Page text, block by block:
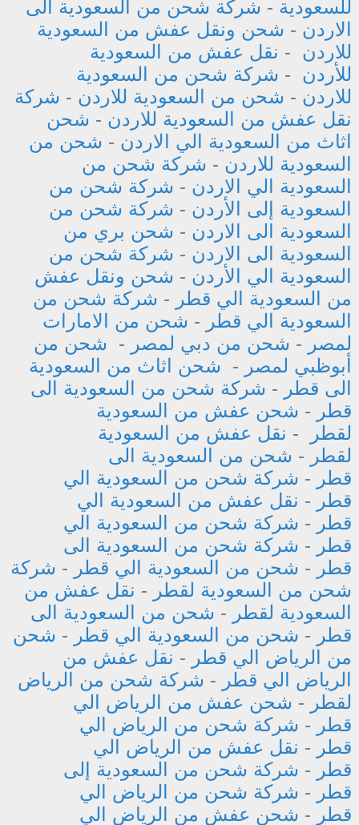
للسعودية - شركة شحن من السعودية الى
الاردن - شحن ونقل عفش من السعودية
للاردن - نقل عفش من السعودية
للأردن - شركة شحن من السعودية
للاردن - شحن من السعودية للاردن - شركة
نقل عفش من السعودية للاردن - شحن
اثاث من السعودية الي الاردن - شحن من
السعودية للاردن - شركة شحن من
السعودية الي الاردن - شركة شحن من
السعودية إلى الأردن - شركة شحن من
السعودية الى الاردن - شحن بري من
السعودية الى الاردن - شركة شحن من
السعودية الي الأردن - شحن ونقل عفش
من السعودية الي قطر - شركة شحن من
السعودية الي قطر - شحن من الامارات
لمصر - شحن من دبي لمصر - شحن من
أبوظبي لمصر - شحن اثاث من السعودية
الى قطر - شركة شحن من السعودية الى
قطر - شحن عفش من السعودية
لقطر
- نقل عفش من السعودية
لقطر - شحن من السعودية الى
قطر - شركة شحن من السعودية الي
قطر - نقل عفش من السعودية الي
قطر - شركة شحن من السعودية الي
قطر - شركة شحن من السعودية الى
قطر - شحن من السعودية الي قطر - شركة
شحن من السعودية لقطر - نقل عفش من
السعودية لقطر - شحن من السعودية الى
قطر - شحن من السعودية الي قطر - شحن
من الرياض الي قطر - نقل عفش من
الرياض الي قطر - شركة شحن من الرياض
لقطر - شحن عفش من الرياض الي
قطر - شركة شحن من الرياض الي
قطر - نقل عفش من الرياض الي
قطر - شركة شحن من السعودية إلى
قطر - شركة شحن من الرياض الي
قطر - شحن عفش من الرياض الي